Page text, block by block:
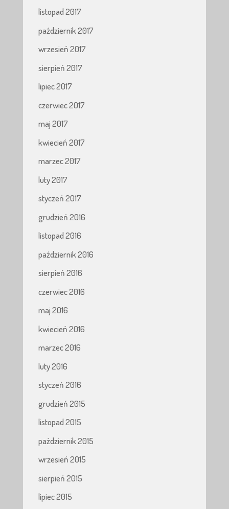
listopad 2017
październik 2017
wrzesień 2017
sierpień 2017
lipiec 2017
czerwiec 2017
maj 2017
kwiecień 2017
marzec 2017
luty 2017
styczeń 2017
grudzień 2016
listopad 2016
październik 2016
sierpień 2016
czerwiec 2016
maj 2016
kwiecień 2016
marzec 2016
luty 2016
styczeń 2016
grudzień 2015
listopad 2015
październik 2015
wrzesień 2015
sierpień 2015
lipiec 2015